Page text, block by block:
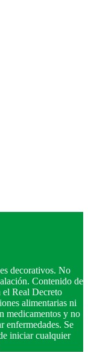
decorativos. No
Contenido de
Real Decreto
alimentarias ni
medicamentos y no
enfermedades. Se
iniciar cualquier